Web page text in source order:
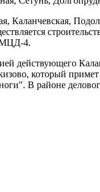
Каланчевская,
МЦД-4.
действующего
который
В районе